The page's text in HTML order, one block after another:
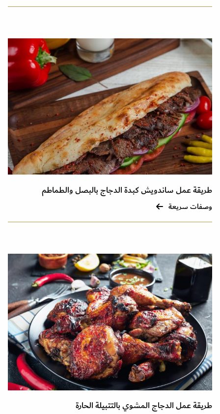
طريقة عمل ساندويش كبدة الدجاج بالبصل والطماطم
وصفات سريعة
طريقة عمل الدجاج المشوي بالتتبيلة الحارة